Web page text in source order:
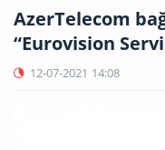
AzerTelecom
“Eurovision
12-07-2021 14:08